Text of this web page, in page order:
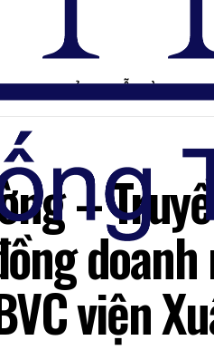
TRANG CHỦ DIỄN ĐÀN
–
viện